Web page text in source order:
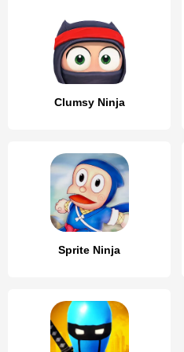
Clumsy Ninja
Sprite Ninja